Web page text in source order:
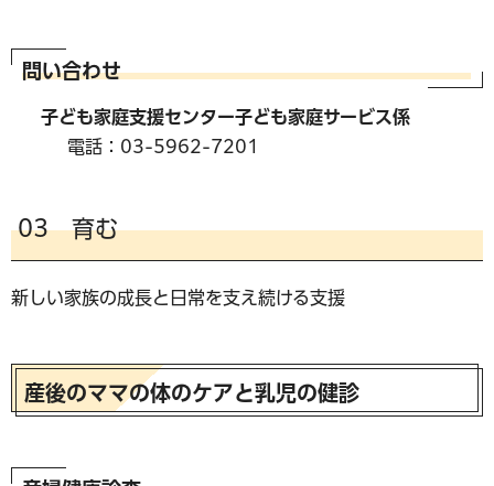
問い合わせ
子ども家庭支援センター子ども家庭サービス係
電話：03-5962-7201
03 育む
新しい家族の成長と日常を支え続ける支援
産後のママの体のケアと乳児の健診